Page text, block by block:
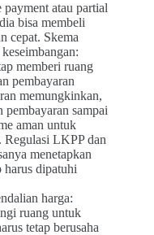
payment atau partial
bisa membeli
cepat. Skema
memberi ruang
pembayaran
memungkinkan,
sampai
aman untuk
LKPP dan
menetapkan
harus dipatuhi
harga:
ruang untuk
tetap berusaha